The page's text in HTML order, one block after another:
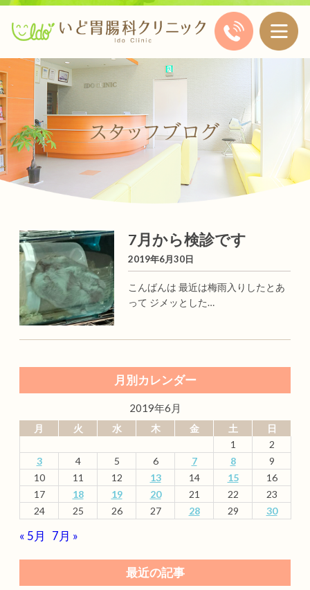
7月から検診です
2019年6月30日
こんばんは 最近は梅雨入りしたとあ
って ジメッとした…
月別カレンダー
2019年6月
月 火 水 木 金 土
日
1
2
3
4 5 6 7 8
9
10
11 12 13 14 15
16
17
18 19 20 21 22
23
24
25 26 27 28 29 30
« 5月 7月 »
最近の記事